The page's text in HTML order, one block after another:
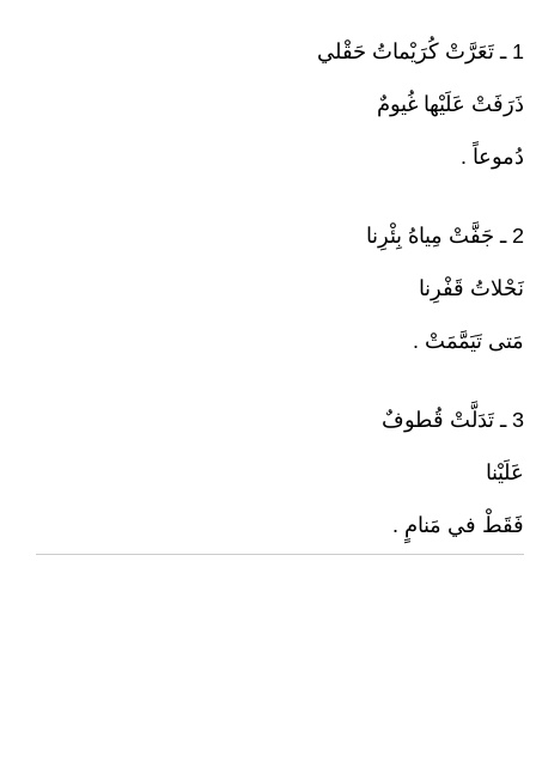
1 ـ تَعَرَّتْ كُرَيْماتُ حَقْلي
ذَرَفَتْ عَلَيْها غُيومٌ
دُموعاً .
2 ـ جَفَّتْ مِياهُ بِئْرِنا
نَحْلاتُ قَفْرِنا
مَتى تَيَمَّمَتْ .
3 ـ تَدَلَّتْ قُطوفٌ
عَلَيْنا
فَقَطْ في مَنامٍ .